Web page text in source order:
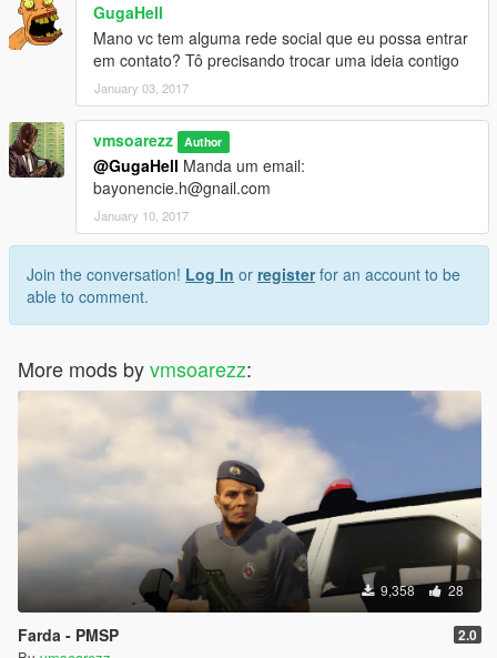
GugaHell
Mano vc tem alguma rede social que eu possa entrar
em contato? Tô precisando trocar uma ideia contigo
January 03, 2017
vmsoarezz Author
@GugaHell Manda um email:
bayonencie.h@gnail.com
January 10, 2017
Join the conversation! Log In or registerfor an account to be
able to comment.
More mods byvmsoarezz:
9,358 28
Farda - PMSP 2.0